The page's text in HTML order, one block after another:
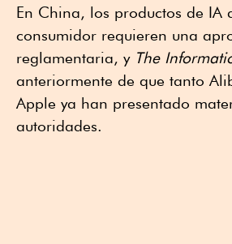
En China, los productos de IA
consumidor requieren una
reglamentaria, y The
anteriormente de que tanto
Apple ya han presentado
autoridades.